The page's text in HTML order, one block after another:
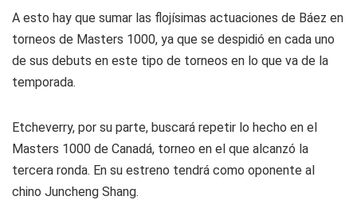
A esto hay que sumar las flojísimas actuaciones de Báez en
torneos de Masters 1000, ya que se despidió en cada uno
de sus debuts en este tipo de torneos en lo que va de la
temporada.
Etcheverry, por su parte, buscará repetir lo hecho en el
Masters 1000 de Canadá, torneo en el que alcanzó la
tercera ronda. En su estreno tendrá como oponente al
chino Juncheng Shang.